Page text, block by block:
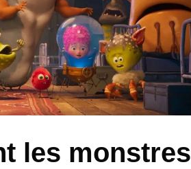
les monstres